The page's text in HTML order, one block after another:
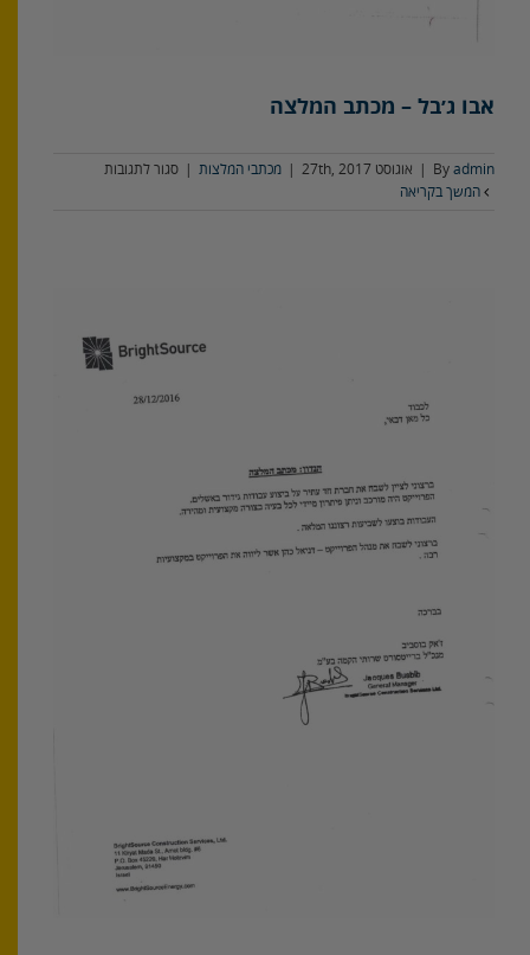
אבו ג׳בל – מכתב המלצה
By admin
| אוגוסט 27th, 2017 | מכתבי המלצות | סגור לתגובות
המשך בקריאה